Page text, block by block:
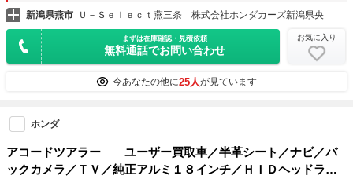
新潟県燕市 Ｕ－Ｓｅｌｅｃｔ燕三条 株式会社ホンダカーズ新潟県央
まずは在庫確認・見積依頼
無料通話でお問い合わせ
お気に入り
今あなたの他に25人が見ています
ホンダ
アコードツアラー ユーザー買取車／半革シート／ナビ／バ
ックカメラ／ＴＶ／純正アルミ１８インチ／ＨＩＤヘッドライ